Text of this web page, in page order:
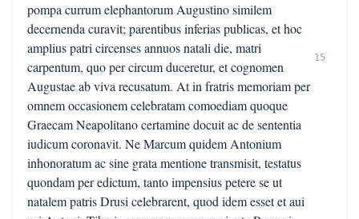
pompa currum elephantorum Augustino similem
decernenda curavit; parentibus inferias publicas, et hoc
amplius patri circenses annuos natali die, matri
carpentum, quo per circum duceretur, et cognomen
Augustae ab viva recusatum. At in fratris memoriam per
omnem occasionem celebratam comoediam quoque
Graecam Neapolitano certamine docuit ac de sententia
iudicum coronavit. Ne Marcum quidem Antonium
inhonoratum ac sine grata mentione transmisit, testatus
quondam per edictum, tanto impensius petere se ut
natalem patris Drusi celebrarent, quod idem esset et aui
15